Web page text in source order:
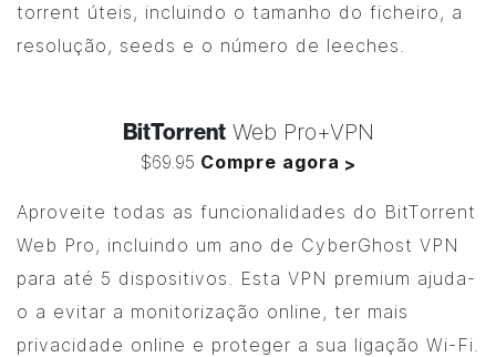
torrent úteis, incluindo o tamanho do ficheiro, a
resolução, seeds e o número de leeches.
BitTorrent Web Pro+VPN
$69.95 Compre agora >
Aproveite todas as funcionalidades do BitTorrent
Web Pro, incluindo um ano de CyberGhost VPN
para até 5 dispositivos. Esta VPN premium ajuda-
o a evitar a monitorização online, ter mais
privacidade online e proteger a sua ligação Wi-Fi.